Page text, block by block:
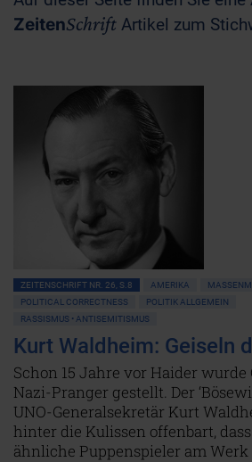
ZeitenSchrift Artikel zum
ZEITENSCHRIFT NR. 26, S.8 AMERIKA
POLITICAL CORRECTNESS
POLITIK ALLGEMEIN
RASSISMUS • ANTISEMITISMUS
Kurt Waldheim: Geiseln
Schon 15 Jahre vor Haider
Nazi-Pranger gestellt. Der
UNO-Generalsekretär Kurt
hinter die Kulissen offenbart,
ähnliche Puppenspieler am Werk